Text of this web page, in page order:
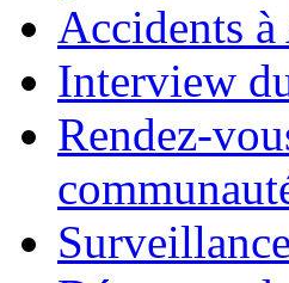
Accidents
Interview
Rendez-